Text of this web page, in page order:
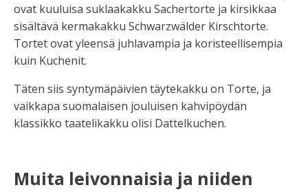
ovat kuuluisa suklaakakku Sachertorte ja kirsikkaa
sisältävä kermakakku Schwarzwälder Kirschtorte.
Tortet ovat yleensä juhlavampia ja koristeellisempia
kuin Kuchenit.
Täten siis syntymäpäivien täytekakku on Torte, ja
vaikkapa suomalaisen jouluisen kahvipöydän
klassikko taatelikakku olisi Dattelkuchen.
Muita leivonnaisia ja niiden